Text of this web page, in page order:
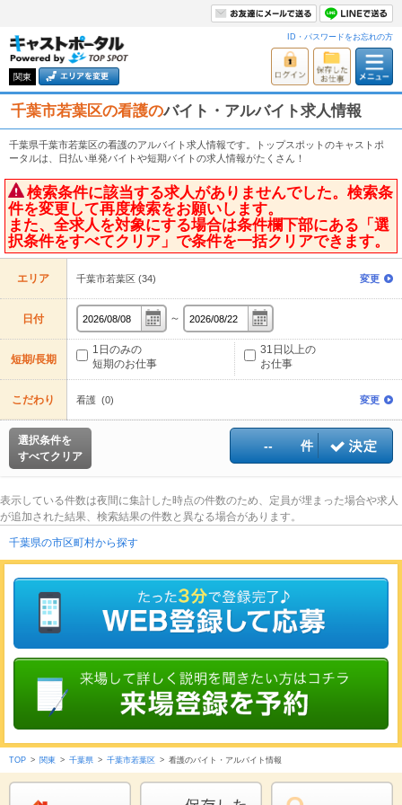
関東
ID・パスワードをお忘れの方
千葉市若葉区の看護のバイト・アルバイト求人情報
千葉県千葉市若葉区の看護のアルバイト求人情報です。トップスポットのキャストポ
ータルは、日払い単発バイトや短期バイトの求人情報がたくさん！
検索条件に該当する求人がありませんでした。検索条
件を変更して再度検索をお願いします。
また、全求人を対象にする場合は条件欄下部にある「選
択条件をすべてクリア」で条件を一括クリアできます。
エリア 千葉市若葉区 (34) 変更
日付 ～
短期/長期
1日のみの
短期のお仕事
31日以上の
お仕事
こだわり 看護 (0) 変更
選択条件を
すべてクリア
-- 件
表示している件数は夜間に集計した時点の件数のため、定員が埋まった場合や求人
が追加された結果、検索結果の件数と異なる場合があります。
千葉県の市区町村から探す
TOP > 関東 > 千葉県 > 千葉市若葉区 > 看護のバイト・アルバイト情報